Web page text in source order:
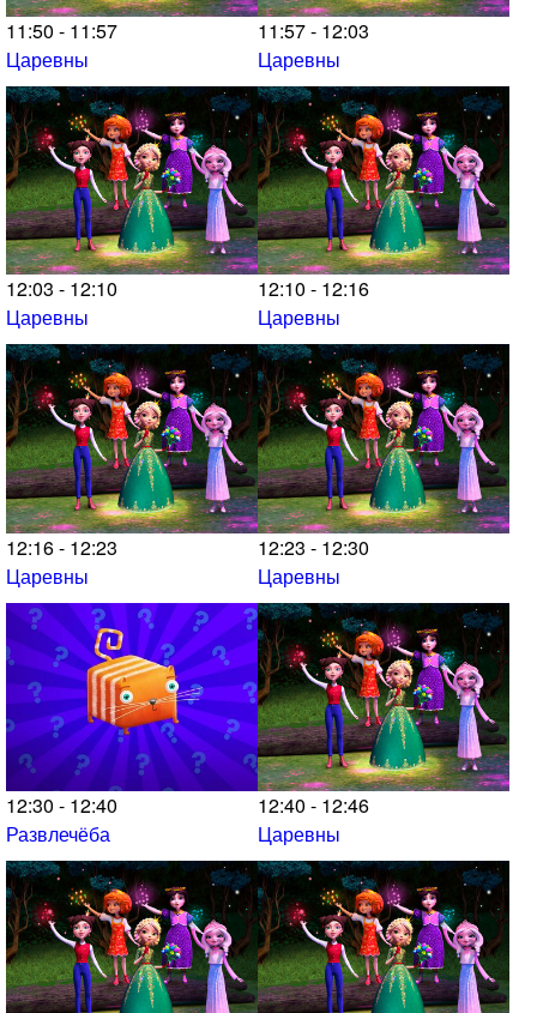
11:50 - 11:57
Царевны
11:57 - 12:03
Царевны
12:03 - 12:10
Царевны
12:10 - 12:16
Царевны
12:16 - 12:23
Царевны
12:23 - 12:30
Царевны
12:30 - 12:40
Развлечёба
12:40 - 12:46
Царевны